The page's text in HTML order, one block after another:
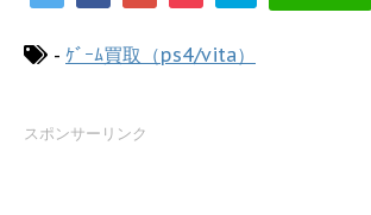
- ｹﾞｰﾑ買取（ps4/vita）
スポンサーリンク